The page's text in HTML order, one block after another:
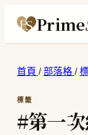
Prime
首頁 /部落格/
標籤
#第一